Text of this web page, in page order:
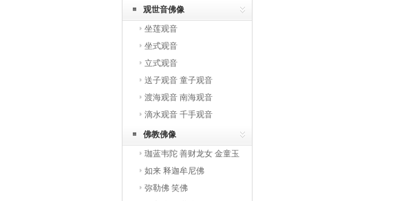
观世音佛像
坐莲观音
坐式观音
立式观音
送子观音 童子观音
渡海观音 南海观音
滴水观音 千手观音
佛教佛像
珈蓝韦陀 善财龙女 金童玉
女 罗汉
如来 释迦牟尼佛
弥勒佛 笑佛